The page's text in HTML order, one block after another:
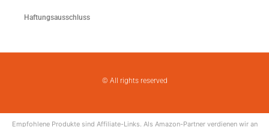
Haftungsausschluss
© All rights reserved
Empfohlene Produkte sind Affiliate-Links. Als Amazon-Partner verdienen wir an